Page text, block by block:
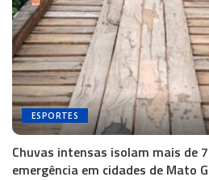
ESPORTES
Chuvas intensas isolam mais de
emergência em cidades de Mato